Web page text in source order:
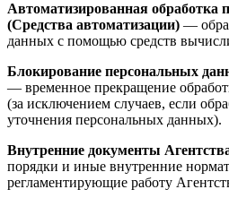
Автоматизированная обработка
(Средства автоматизации) —
данных с помощью средств
Блокирование персональных
— временное прекращение
(за исключением случаев, если
уточнения персональных данных).
Внутренние документы
порядки и иные внутренние
регламентирующие работу